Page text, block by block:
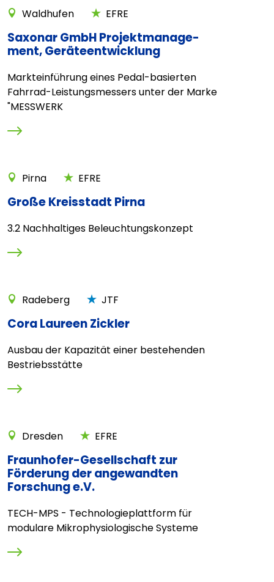
Waldhufen EFRE
Saxonar GmbH Projektmanage-
ment, Geräteentwicklung
Markteinführung eines Pedal-basierten
Fahrrad-Leistungsmessers unter der Marke
"MESSWERK
Pirna EFRE
Große Kreisstadt Pirna
3.2 Nachhaltiges Beleuchtungskonzept
Radeberg JTF
Cora Laureen Zickler
Ausbau der Kapazität einer bestehenden
Bestriebsstätte
Dresden EFRE
Fraunhofer-Gesellschaft zur
Förderung der angewandten
Forschung e.V.
TECH-MPS - Technologieplattform für
modulare Mikrophysiologische Systeme